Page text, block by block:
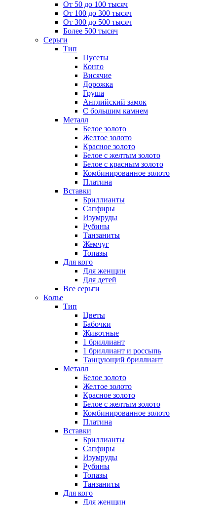
От 50 до 100 тысяч
От 100 до 300 тысяч
От 300 до 500 тысяч
Более 500 тысяч
Серьги
Тип
Пусеты
Конго
Висячие
Дорожка
Груша
Английский замок
С большим камнем
Металл
Белое золото
Желтое золото
Красное золото
Белое с желтым золото
Белое с красным золото
Комбинированное золото
Платина
Вставки
Бриллианты
Сапфиры
Изумруды
Рубины
Танзаниты
Жемчуг
Топазы
Для кого
Для женщин
Для детей
Все серьги
Колье
Тип
Цветы
Бабочки
Животные
1 бриллиант
1 бриллиант и россыпь
Танцующий бриллиант
Металл
Белое золото
Желтое золото
Красное золото
Белое с желтым золото
Комбинированное золото
Платина
Вставки
Бриллианты
Сапфиры
Изумруды
Рубины
Топазы
Танзаниты
Для кого
Для женщин